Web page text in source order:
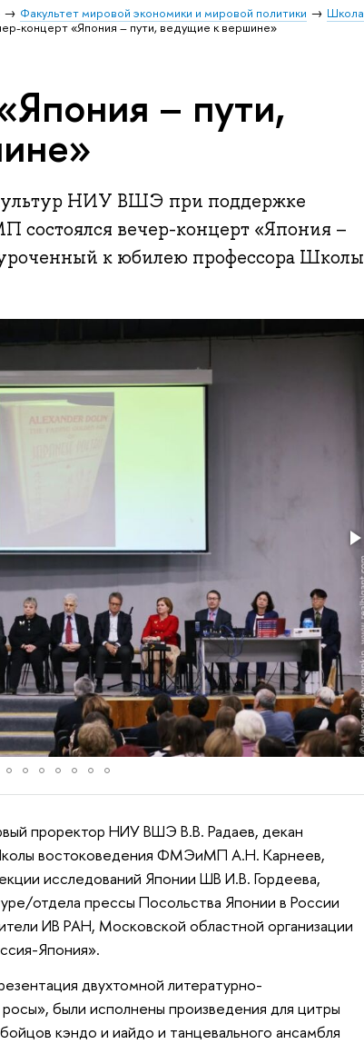
Факультет мировой экономики и мировой политики
Школа
концерт «Япония – пути, ведущие к вершине»
– пути,
НИУ ВШЭ при поддержке
вечер-концерт «Япония –
к юбилею профессора Школы
проректор НИУ ВШЭ В.В. Радаев, декан
востоковедения ФМЭиМП А.Н. Карнеев,
исследований Японии ШВ И.В. Гордеева,
отдела прессы Посольства Японии в России
ИВ РАН, Московской областной организации
Япония».
двухтомной литературно-
были исполнены произведения для цитры
кэндо и иайдо и танцевального ансамбля